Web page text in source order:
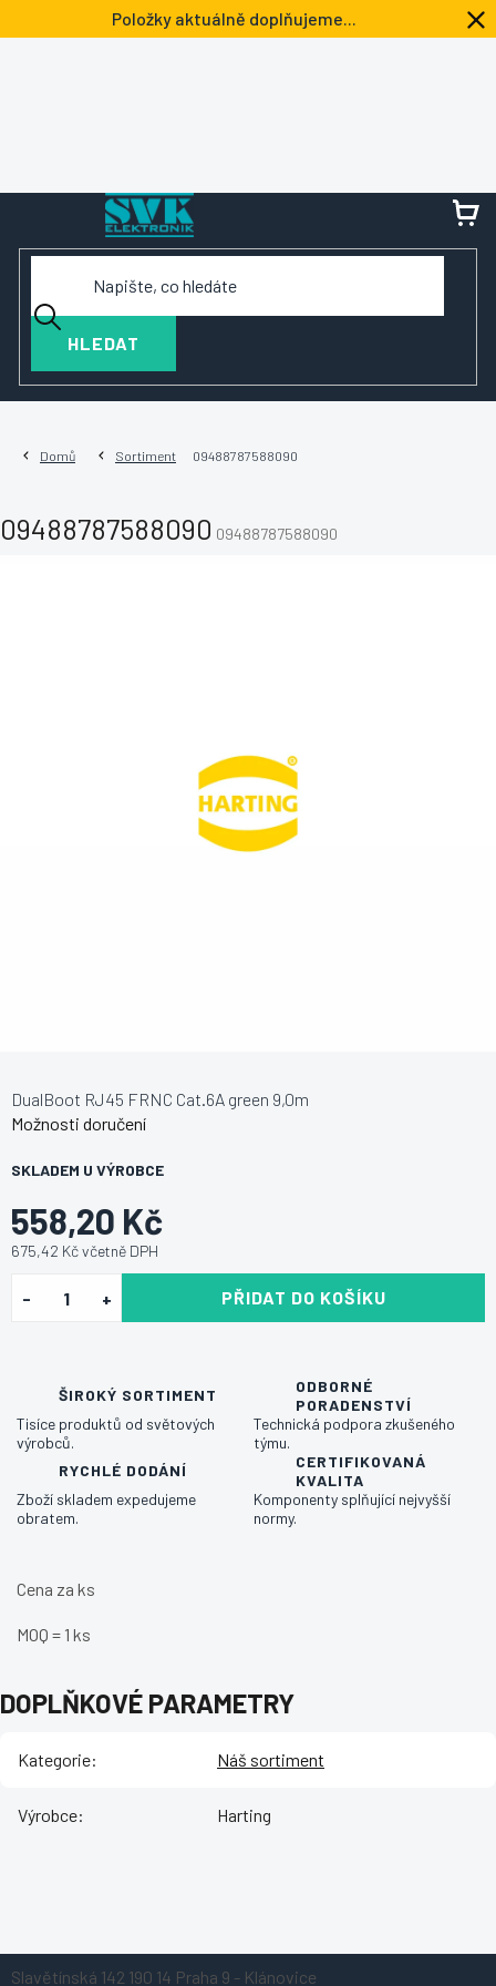
na
Položky aktuálně doplňujeme...
HLEDAT
Domů Sortiment 09488787588090
09488787588090 09488787588090
558,20 Kč
675,42 Kč včetně DPH
SKLADEM U VÝROBCE
Možnosti doručení
PŘIDAT DO KOŠÍKU
DualBoot RJ45 FRNC Cat.6A green 9,0m
ŠIROKÝ SORTIMENT
Tisíce produktů od světových
výrobců.
ODBORNÉ
PORADENSTVÍ
Technická podpora zkušeného
týmu.
RYCHLÉ DODÁNÍ
Zboží skladem expedujeme
obratem.
CERTIFIKOVANÁ
KVALITA
Komponenty splňující nejvyšší
normy.
Cena za ks
MOQ = 1 ks
DOPLŇKOVÉ PARAMETRY
Kategorie: Náš sortiment
Výrobce: Harting
Slavětínská 142 190 14 Praha 9 - Klánovice